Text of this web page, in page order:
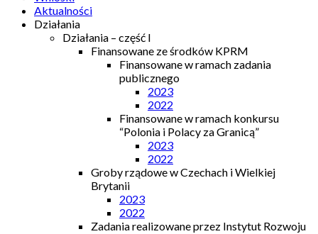
Aktualności
Działania
Działania – część I
Finansowane ze środków KPRM
Finansowane w ramach zadania
publicznego
2023
2022
Finansowane w ramach konkursu
“Polonia i Polacy za Granicą”
2023
2022
Groby rządowe w Czechach i Wielkiej
Brytanii
2023
2022
Zadania realizowane przez Instytut Rozwoju